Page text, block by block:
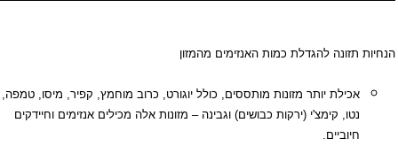
להגדלת כמות האנזימים מהמזון
יותר מזונות מותססים, כולל יוגורט, כרוב מוחמץ, קפיר, מיסו, טמפה,
קימצ'י (ירקות כבושים) וגבינה – מזונות אלה מכילים אנזימים וחיידקים